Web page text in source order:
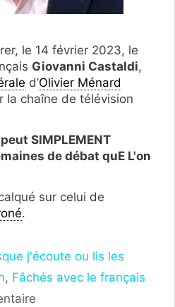
le 14 février 2023, le
Giovanni Castaldi,
d’Olivier Ménard
la chaîne de télévision
peut SIMPLEMENT
de débat quE L'on
sur celui de
.
j'écoute ou lis les
, Fâchés avec le français